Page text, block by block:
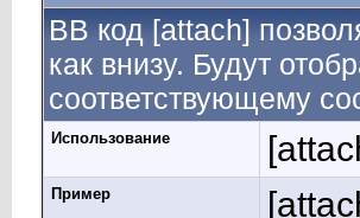
BB код [attach]
как внизу. Будут
соответствующему
Использование
Пример